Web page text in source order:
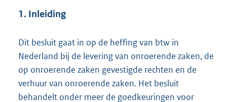
1. Inleiding
Dit besluit gaat in op de heffing van btw in
Nederland bij de levering van onroerende zaken, de
op onroerende zaken gevestigde rechten en de
verhuur van onroerende zaken. Het besluit
behandelt onder meer de goedkeuringen voor